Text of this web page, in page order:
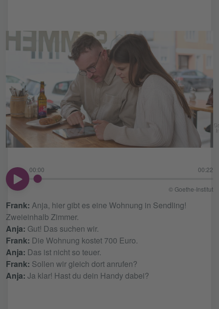
00:00 00:22
00:00
© Goethe-Institut
Frank: Anja, hier gibt es eine Wohnung in Sendling!
Zweieinhalb Zimmer.
Anja: Gut! Das suchen wir.
Frank: Die Wohnung kostet 700 Euro.
Anja: Das ist nicht so teuer.
Frank: Sollen wir gleich dort anrufen?
Anja: Ja klar! Hast du dein Handy dabei?